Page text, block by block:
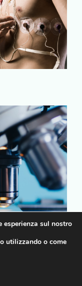
sul nostro
utilizzando o come